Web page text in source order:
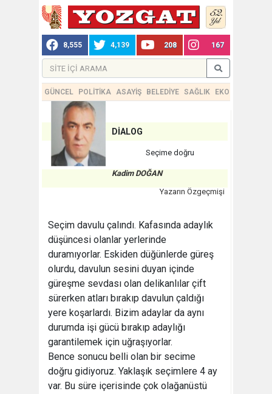
8,555 4,139 208 167
GÜNCEL POLİTİKA ASAYİŞ BELEDİYE SAĞLIK EKONOMİ
DİALOG
Seçime doğru
Kadim DOĞAN
Yazarın Özgeçmişi
Seçim davulu çalındı. Kafasında adaylık
düşüncesi olanlar yerlerinde
duramıyorlar. Eskiden düğünlerde güreş
olurdu, davulun sesini duyan içinde
güreşme sevdası olan delikanlılar çift
sürerken atları bırakıp davulun çaldığı
yere koşarlardı. Bizim adaylar da aynı
durumda işi gücü bırakıp adaylığı
garantilemek için uğraşıyorlar.
Bence sonucu belli olan bir secime
doğru gidiyoruz. Yaklaşık seçimlere 4 ay
var. Bu süre içerisinde çok olağanüstü